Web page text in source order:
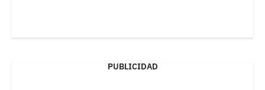
PUBLICIDAD